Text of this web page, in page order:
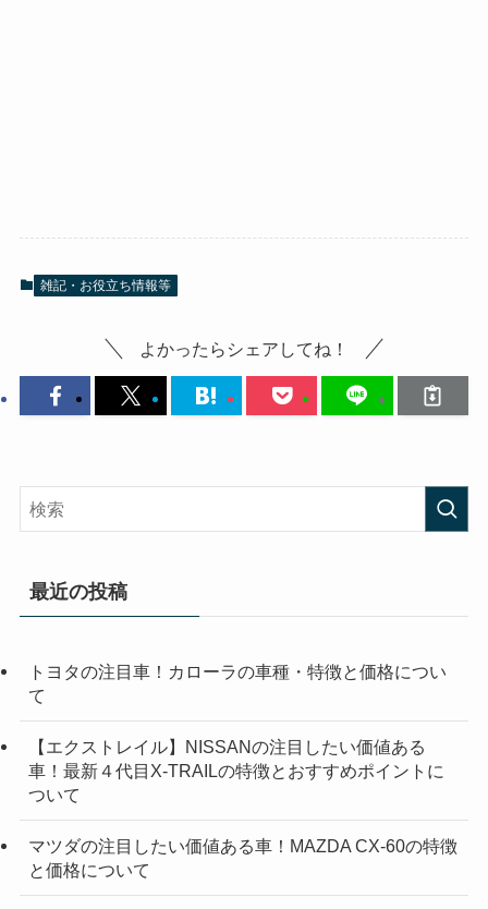
雑記・お役立ち情報等
よかったらシェアしてね！
最近の投稿
トヨタの注目車！カローラの車種・特徴と価格につい
て
【エクストレイル】NISSANの注目したい価値ある
車！最新４代目X-TRAILの特徴とおすすめポイントに
ついて
マツダの注目したい価値ある車！MAZDA CX-60の特徴
と価格について